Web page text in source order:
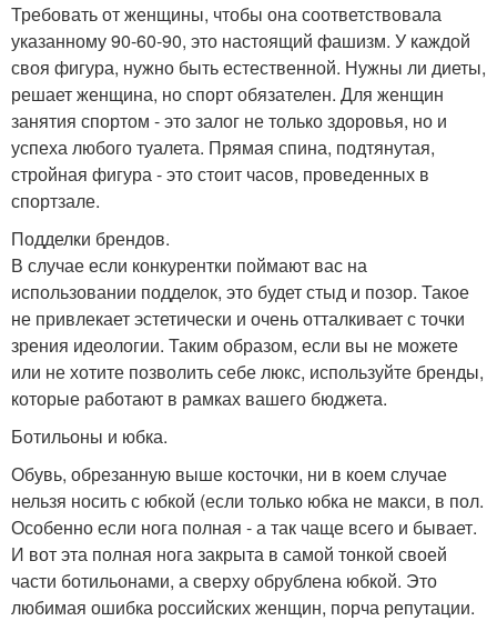
Требовать от женщины, чтобы она соответствовала
указанному 90-60-90, это настоящий фашизм. У каждой
своя фигура, нужно быть естественной. Нужны ли диеты,
решает женщина, но спорт обязателен. Для женщин
занятия спортом - это залог не только здоровья, но и
успеха любого туалета. Прямая спина, подтянутая,
стройная фигура - это стоит часов, проведенных в
спортзале.
Подделки брендов.
В случае если конкурентки поймают вас на
использовании подделок, это будет стыд и позор. Такое
не привлекает эстетически и очень отталкивает с точки
зрения идеологии. Таким образом, если вы не можете
или не хотите позволить себе люкс, используйте бренды,
которые работают в рамках вашего бюджета.
Ботильоны и юбка.
Обувь, обрезанную выше косточки, ни в коем случае
нельзя носить с юбкой (если только юбка не макси, в пол.
Особенно если нога полная - а так чаще всего и бывает.
И вот эта полная нога закрыта в самой тонкой своей
части ботильонами, а сверху обрублена юбкой. Это
любимая ошибка российских женщин, порча репутации.